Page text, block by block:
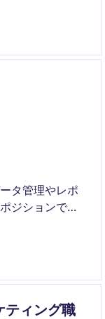
務の専門性を
タ管理やレポ
ジションで
われます。
ティング職